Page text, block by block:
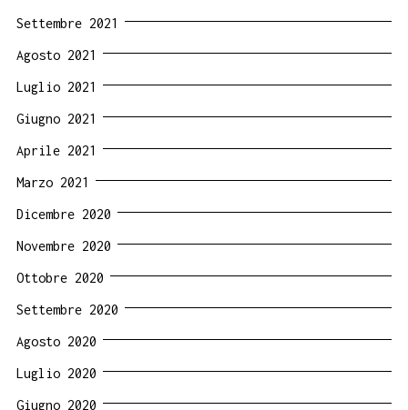
Settembre 2021
Agosto 2021
Luglio 2021
Giugno 2021
Aprile 2021
Marzo 2021
Dicembre 2020
Novembre 2020
Ottobre 2020
Settembre 2020
Agosto 2020
Luglio 2020
Giugno 2020